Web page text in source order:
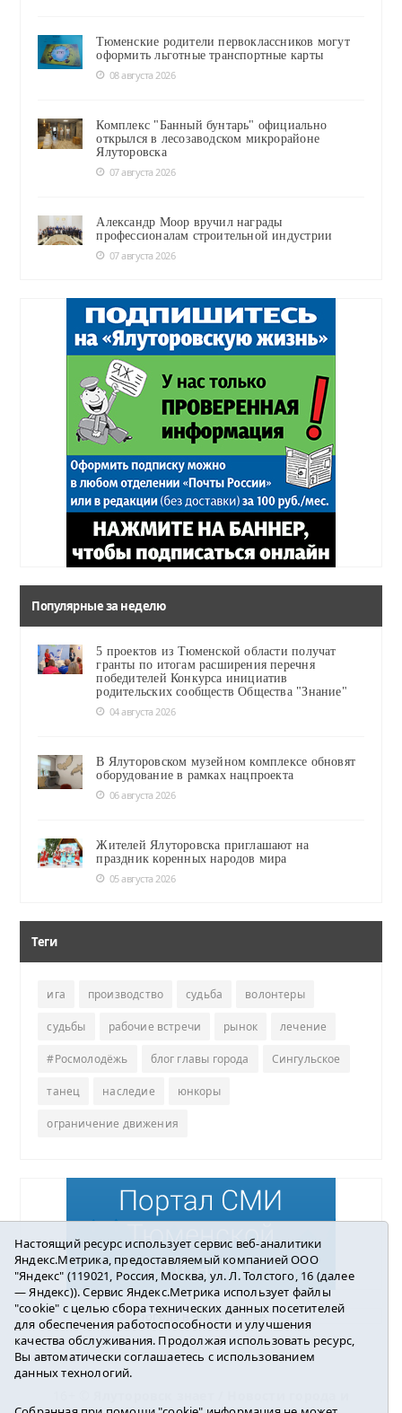
Тюменские родители первоклассников могут
оформить льготные транспортные карты
08 августа 2026
Комплекс "Банный бунтарь" официально
открылся в лесозаводском микрорайоне
Ялуторовска
07 августа 2026
Александр Моор вручил награды
профессионалам строительной индустрии
07 августа 2026
Популярные за неделю
5 проектов из Тюменской области получат
гранты по итогам расширения перечня
победителей Конкурса инициатив
родительских сообществ Общества "Знание"
04 августа 2026
В Ялуторовском музейном комплексе обновят
оборудование в рамках нацпроекта
06 августа 2026
Жителей Ялуторовска приглашают на
праздник коренных народов мира
05 августа 2026
Теги
ига производство судьба волонтеры
судьбы рабочие встречи рынок лечение
#Росмолодёжь блог главы города Сингульское
танец наследие юнкоры
ограничение движения
Погода в Ялуторовске
Настоящий ресурс использует сервис веб-аналитики
Яндекс.Метрика, предоставляемый компанией ООО
"Яндекс" (119021, Россия, Москва, ул. Л. Толстого, 16 (далее
— Яндекс)). Сервис Яндекс.Метрика использует файлы
"cookie" с целью сбора технических данных посетителей
для обеспечения работоспособности и улучшения
качества обслуживания. Продолжая использовать ресурс,
Вы автоматически соглашаетесь с использованием
данных технологий.